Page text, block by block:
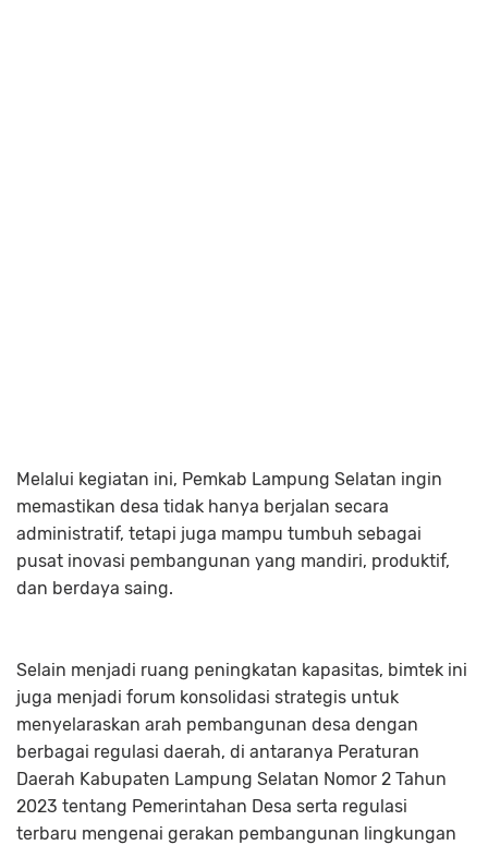
Melalui kegiatan ini, Pemkab Lampung Selatan ingin
memastikan desa tidak hanya berjalan secara
administratif, tetapi juga mampu tumbuh sebagai
pusat inovasi pembangunan yang mandiri, produktif,
dan berdaya saing.
Selain menjadi ruang peningkatan kapasitas, bimtek ini
juga menjadi forum konsolidasi strategis untuk
menyelaraskan arah pembangunan desa dengan
berbagai regulasi daerah, di antaranya Peraturan
Daerah Kabupaten Lampung Selatan Nomor 2 Tahun
2023 tentang Pemerintahan Desa serta regulasi
terbaru mengenai gerakan pembangunan lingkungan